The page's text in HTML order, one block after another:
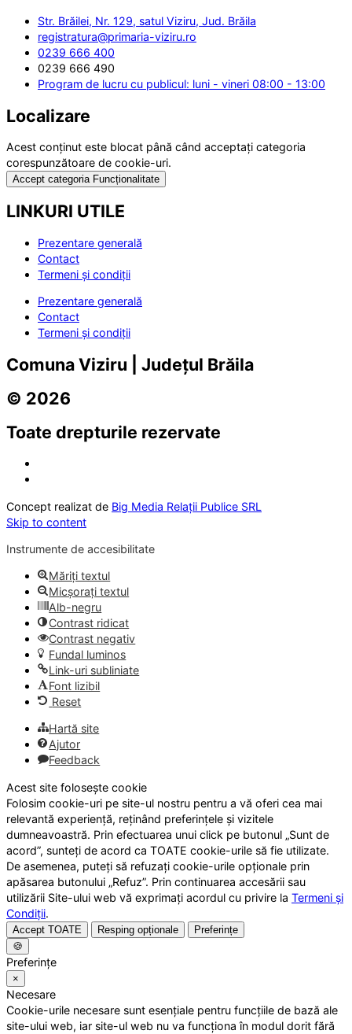
Str. Brăilei, Nr. 129, satul Viziru, Jud. Brăila
registratura@primaria-viziru.ro
0239 666 400
0239 666 490
Program de lucru cu publicul: luni - vineri 08:00 - 13:00
Localizare
Acest conținut este blocat până când acceptați categoria
corespunzătoare de cookie-uri.
Accept categoria Funcționalitate
LINKURI UTILE
Prezentare generală
Contact
Termeni și condiții
Prezentare generală
Contact
Termeni și condiții
Comuna Viziru | Județul Brăila
© 2026
Toate drepturile rezervate
Concept realizat de Big Media Relații Publice SRL
Skip to content
Instrumente de accesibilitate
Măriți textul
Micșorați textul
Alb-negru
Contrast ridicat
Contrast negativ
Fundal luminos
Link-uri subliniate
Font lizibil
Reset
Hartă site
Ajutor
Feedback
Acest site folosește cookie
Folosim cookie-uri pe site-ul nostru pentru a vă oferi cea mai
relevantă experiență, reținând preferințele și vizitele
dumneavoastră. Prin efectuarea unui click pe butonul „Sunt de
acord”, sunteți de acord ca TOATE cookie-urile să fie utilizate.
De asemenea, puteți să refuzați cookie-urile opționale prin
apăsarea butonului „Refuz”. Prin continuarea accesării sau
utilizării Site-ului web vă exprimați acordul cu privire la Termeni și
Condiții.
Accept TOATE Resping opționale
Preferințe
🍪
Preferințe
×
Necesare
Cookie-urile necesare sunt esențiale pentru funcțiile de bază ale
site-ului web, iar site-ul web nu va funcționa în modul dorit fără